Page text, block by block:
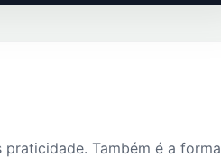
Também é a forma